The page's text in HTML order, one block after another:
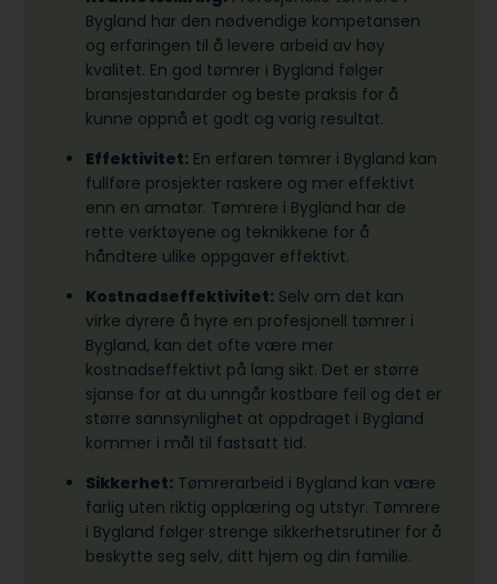
Bygland har den nødvendige kompetansen
og erfaringen til å levere arbeid av høy
kvalitet. En god tømrer i Bygland følger
bransjestandarder og beste praksis for å
kunne oppnå et godt og varig resultat.
Effektivitet: En erfaren tømrer i Bygland kan
fullføre prosjekter raskere og mer effektivt
enn en amatør. Tømrere i Bygland har de
rette verktøyene og teknikkene for å
håndtere ulike oppgaver effektivt.
Kostnadseffektivitet: Selv om det kan
virke dyrere å hyre en profesjonell tømrer i
Bygland, kan det ofte være mer
kostnadseffektivt på lang sikt. Det er større
sjanse for at du unngår kostbare feil og det er
større sannsynlighet at oppdraget i Bygland
kommer i mål til fastsatt tid.
Sikkerhet: Tømrerarbeid i Bygland kan være
farlig uten riktig opplæring og utstyr. Tømrere
i Bygland følger strenge sikkerhetsrutiner for å
beskytte seg selv, ditt hjem og din familie.